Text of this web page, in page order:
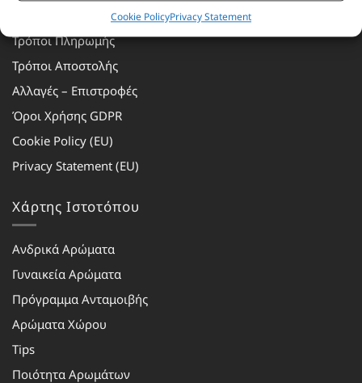
Cookie PolicyPrivacy Statement
Τρόποι Πληρωμής
Τρόποι Αποστολής
Αλλαγές – Επιστροφές
Όροι Χρήσης GDPR
Cookie Policy (EU)
Privacy Statement (EU)
Χάρτης Ιστοτόπου
Ανδρικά Αρώματα
Γυναικεία Αρώματα
Πρόγραμμα Ανταμοιβής
Αρώματα Χώρου
Tips
Ποιότητα Αρωμάτων